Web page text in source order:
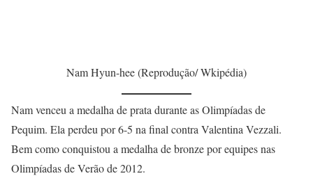
Nam Hyun-hee (Reprodução/ Wkipédia)
Nam venceu a medalha de prata durante as Olimpíadas de
Pequim. Ela perdeu por 6-5 na final contra Valentina Vezzali.
Bem como conquistou a medalha de bronze por equipes nas
Olimpíadas de Verão de 2012.